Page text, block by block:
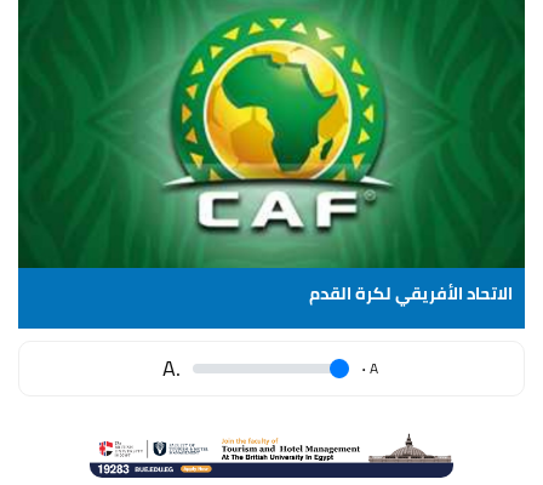
الاتحاد الأفريقي لكرة القدم
A
.
.A